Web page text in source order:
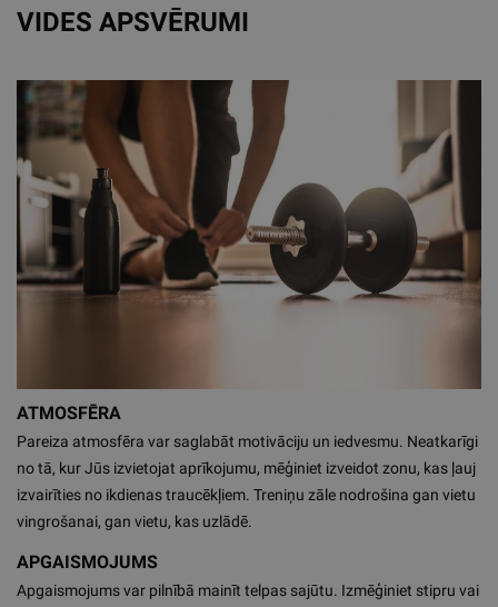
VIDES APSVĒRUMI
ATMOSFĒRA
Pareiza atmosfēra var saglabāt motivāciju un iedvesmu. Neatkarīgi
no tā, kur Jūs izvietojat aprīkojumu, mēģiniet izveidot zonu, kas ļauj
izvairīties no ikdienas traucēkļiem. Treniņu zāle nodrošina gan vietu
vingrošanai, gan vietu, kas uzlādē.
APGAISMOJUMS
Apgaismojums var pilnībā mainīt telpas sajūtu. Izmēģiniet stipru vai